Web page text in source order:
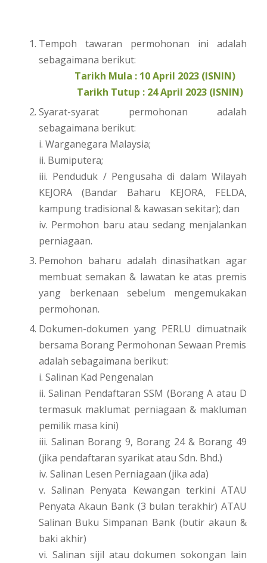
Tempoh tawaran permohonan ini adalah
sebagaimana berikut:
Tarikh Mula : 10 April 2023 (ISNIN)
Tarikh Tutup : 24 April 2023 (ISNIN)
Syarat-syarat permohonan adalah
sebagaimana berikut:
i. Warganegara Malaysia;
ii. Bumiputera;
iii. Penduduk / Pengusaha di dalam Wilayah
KEJORA (Bandar Baharu KEJORA, FELDA,
kampung tradisional & kawasan sekitar); dan
iv. Permohon baru atau sedang menjalankan
perniagaan.
Pemohon baharu adalah dinasihatkan agar
membuat semakan & lawatan ke atas premis
yang berkenaan sebelum mengemukakan
permohonan.
Dokumen-dokumen yang PERLU dimuatnaik
bersama Borang Permohonan Sewaan Premis
adalah sebagaimana berikut:
i. Salinan Kad Pengenalan
ii. Salinan Pendaftaran SSM (Borang A atau D
termasuk maklumat perniagaan & makluman
pemilik masa kini)
iii. Salinan Borang 9, Borang 24 & Borang 49
(jika pendaftaran syarikat atau Sdn. Bhd.)
iv. Salinan Lesen Perniagaan (jika ada)
v. Salinan Penyata Kewangan terkini ATAU
Penyata Akaun Bank (3 bulan terakhir) ATAU
Salinan Buku Simpanan Bank (butir akaun &
baki akhir)
vi. Salinan sijil atau dokumen sokongan lain